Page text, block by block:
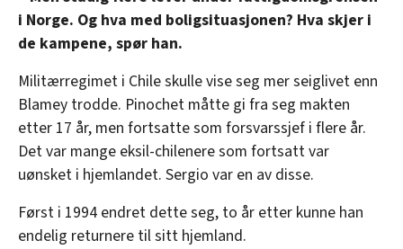
i Norge. Og hva med boligsituasjonen? Hva skjer i
de kampene, spør han.
Militærregimet i Chile skulle vise seg mer seiglivet enn
Blamey trodde. Pinochet måtte gi fra seg makten
etter 17 år, men fortsatte som forsvarssjef i flere år.
Det var mange eksil-chilenere som fortsatt var
uønsket i hjemlandet. Sergio var en av disse.
Først i 1994 endret dette seg, to år etter kunne han
endelig returnere til sitt hjemland.